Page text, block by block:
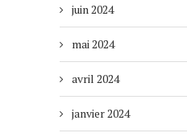
juin 2024
mai 2024
avril 2024
janvier 2024